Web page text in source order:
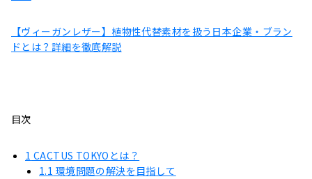
【ヴィーガンレザー】植物性代替素材を扱う日本企業・ブラン
ドとは？詳細を徹底解説
目次
1 CACTUS TOKYOとは？
1.1 環境問題の解決を目指して